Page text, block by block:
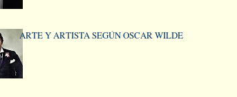
ARTE Y ARTISTA SEGÚN OSCAR WILDE